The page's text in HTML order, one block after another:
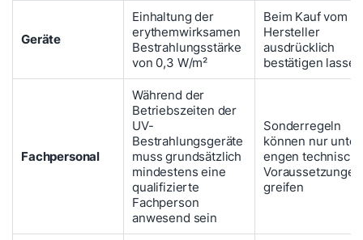
Geräte
Einhaltung der
erythemwirksamen
Bestrahlungsstärke
von 0,3 W/m²
Beim Kauf vom
Hersteller
ausdrücklich
bestätigen lassen
Fachpersonal
Während der
Betriebszeiten der
UV-
Bestrahlungsgeräte
muss grundsätzlich
mindestens eine
qualifizierte
Fachperson
anwesend sein
Sonderregeln
können nur unter
engen
Voraussetzungen
greifen